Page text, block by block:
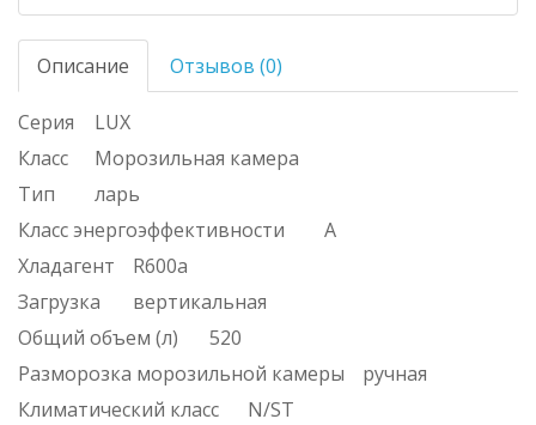
Описание Отзывов (0)
Серия
LUX
Класс
Морозильная камера
Тип
ларь
Класс энергоэффективности
А
Хладагент
R600a
Загрузка
вертикальная
Общий объем (л)
520
Разморозка морозильной камеры
ручная
Климатический класс
N/ST